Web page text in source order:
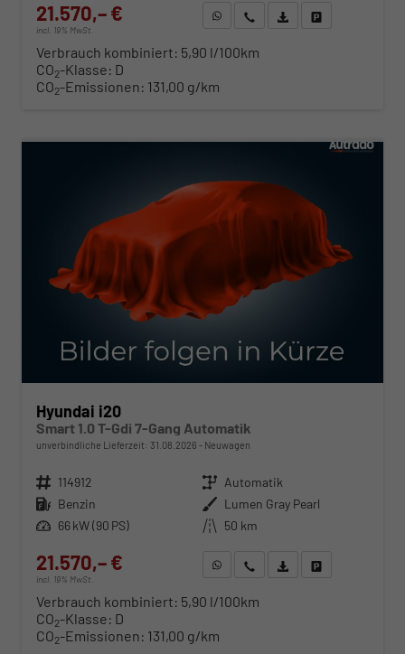
21.570,– €
incl. 19% MwSt.
WhatsApp anfragen
Wir rufen Sie anFahrzeugexposé (PDF)
Verbrauch kombiniert: 5,90 l/100km
CO2-Klasse: D
CO2-Emissionen: 131,00 g/km
Hyundai i20
Smart 1.0 T-Gdi 7-Gang Automatik
unverbindliche Lieferzeit: 31.08.2026 Neuwagen
Fahrzeugnr. 114912 Getriebe Automatik
Kraftstoff Benzin Außenfarbe Lumen Gray Pearl
Leistung 66 kW (90 PS) Kilometerstand 50 km
21.570,– €
incl. 19% MwSt.
WhatsApp anfragen
Wir rufen Sie anFahrzeugexposé (PDF)
Verbrauch kombiniert: 5,90 l/100km
CO2-Klasse: D
CO2-Emissionen: 131,00 g/km